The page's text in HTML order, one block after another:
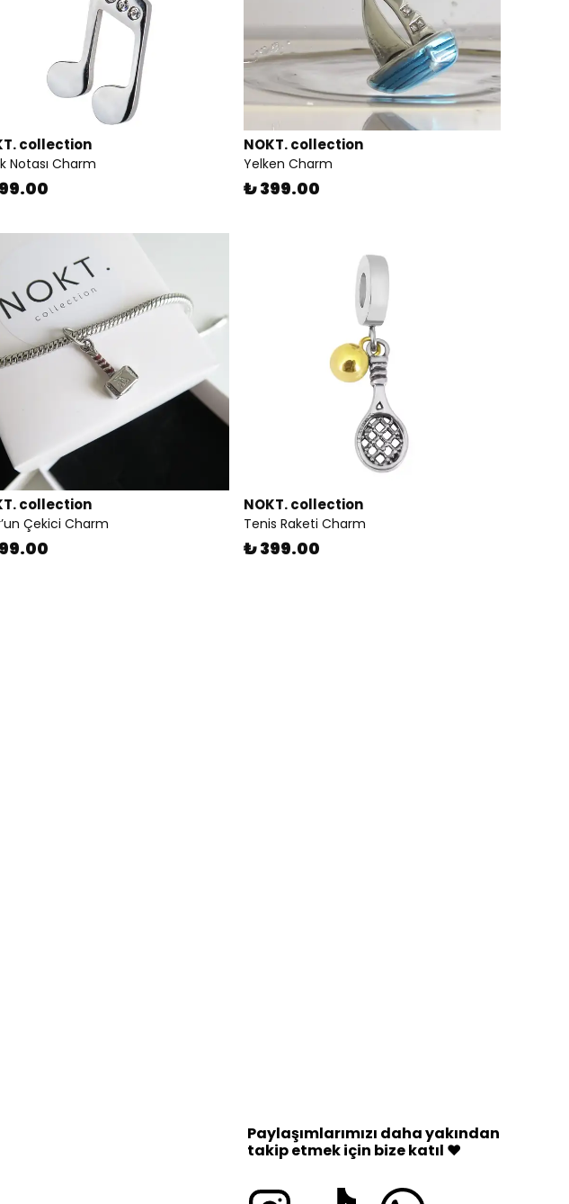
collection
Notası Charm
NOKT. collection
Yelken Charm
₺ 399.00
collection
Çekici Charm
NOKT. collection
Tenis Raketi Charm
₺ 399.00
Paylaşımlarımızı daha yakından
takip etmek için bize katıl ♥